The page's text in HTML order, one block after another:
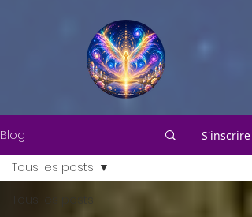
Blog S'inscrire
Tous les posts
Tous les posts